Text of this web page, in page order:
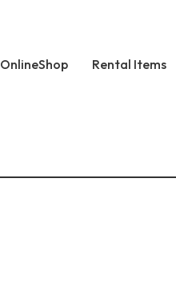
OnlineShop Rental Items